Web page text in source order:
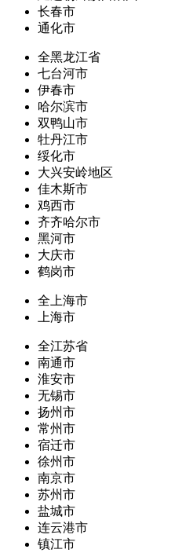
长春市
通化市
全黑龙江省
七台河市
伊春市
哈尔滨市
双鸭山市
牡丹江市
绥化市
大兴安岭地区
佳木斯市
鸡西市
齐齐哈尔市
黑河市
大庆市
鹤岗市
全上海市
上海市
全江苏省
南通市
淮安市
无锡市
扬州市
常州市
宿迁市
徐州市
南京市
苏州市
盐城市
连云港市
镇江市